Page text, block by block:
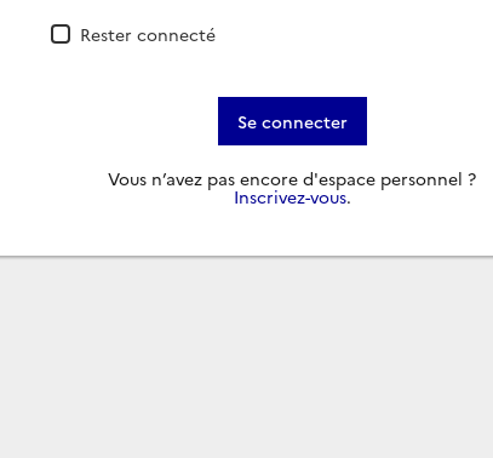
Rester connecté
Se connecter
Vous n’avez pas encore d'espace personnel ?
Inscrivez-vous.